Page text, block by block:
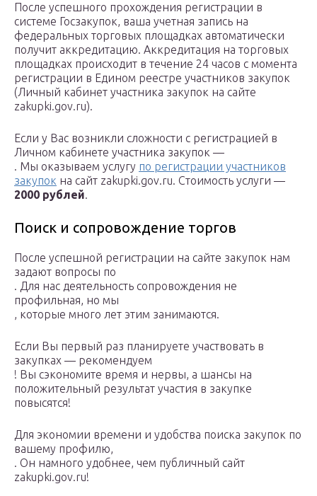
После успешного прохождения регистрации в
системе Госзакупок, ваша учетная запись на
федеральных торговых площадках автоматически
получит аккредитацию. Аккредитация на торговых
площадках происходит в течение 24 часов с момента
регистрации в Едином реестре участников закупок
(Личный кабинет участника закупок на сайте
zakupki.gov.ru).
Если у Вас возникли сложности с регистрацией в
Личном кабинете участника закупок —
. Мы оказываем услугу по регистрации участников
закупок на сайт zakupki.gov.ru. Стоимость услуги —
2000 рублей.
Поиск и сопровождение торгов
После успешной регистрации на сайте закупок нам
задают вопросы по
. Для нас деятельность сопровождения не
профильная, но мы
, которые много лет этим занимаются.
Если Вы первый раз планируете участвовать в
закупках — рекомендуем
! Вы сэкономите время и нервы, а шансы на
положительный результат участия в закупке
повысятся!
Для экономии времени и удобства поиска закупок по
вашему профилю,
. Он намного удобнее, чем публичный сайт
zakupki.gov.ru!